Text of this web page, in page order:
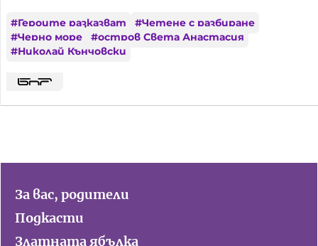
#Героите разказват #Четене с разбиране
#Черно море #остров Света Анастасия
#Николай Кънчовски
За вас, родители
Подкасти
Златната ябълка